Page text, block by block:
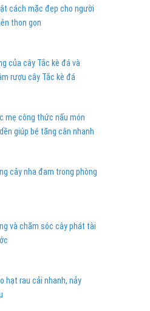
cách mặc đẹp cho người
thon gọn
của cây Tắc kè đá và
rượu cây Tắc kè đá
mẹ công thức nấu món
giúp bé tăng cân nhanh
cây nha đam trong phòng
và chăm sóc cây phát tài
hạt rau cải nhanh, nảy